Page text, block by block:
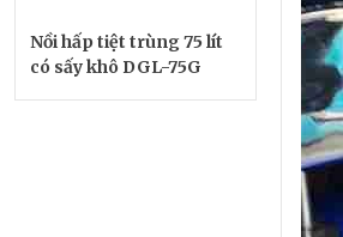
Nồi hấp tiệt trùng 75 lít
có sấy khô DGL-75G